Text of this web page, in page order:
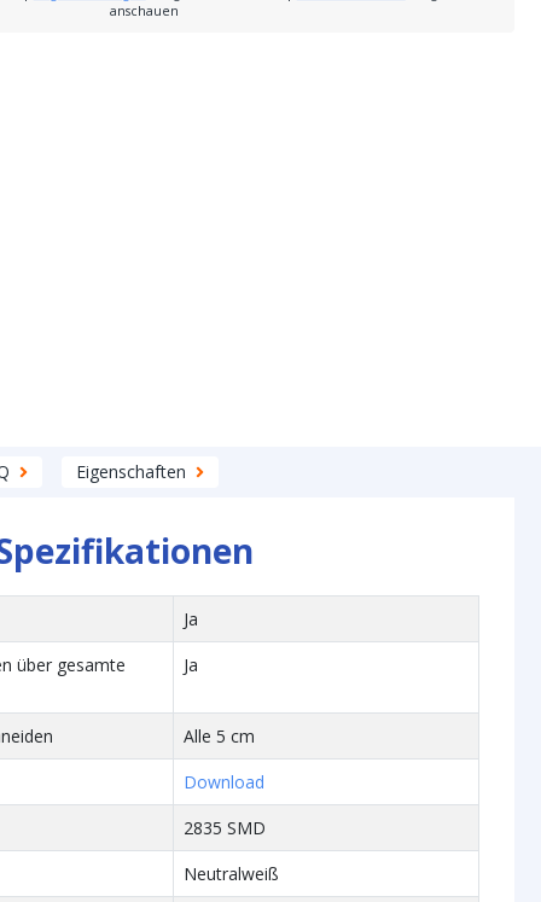
anschauen
Eigenschaften
Ja
über gesamte
Ja
Alle 5 cm
Download
2835 SMD
Neutralweiß